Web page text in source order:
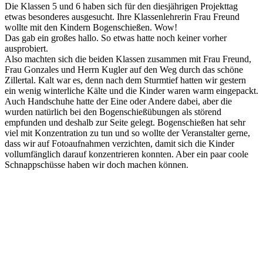
Die Klassen 5 und 6 haben sich für den diesjährigen Projekttag
etwas besonderes ausgesucht. Ihre Klassenlehrerin Frau Freund
wollte mit den Kindern Bogenschießen. Wow!
Das gab ein großes hallo. So etwas hatte noch keiner vorher
ausprobiert.
Also machten sich die beiden Klassen zusammen mit Frau Freund,
Frau Gonzales und Herrn Kugler auf den Weg durch das schöne
Zillertal. Kalt war es, denn nach dem Sturmtief hatten wir gestern
ein wenig winterliche Kälte und die Kinder waren warm eingepackt.
Auch Handschuhe hatte der Eine oder Andere dabei, aber die
wurden natürlich bei den Bogenschießübungen als störend
empfunden und deshalb zur Seite gelegt. Bogenschießen hat sehr
viel mit Konzentration zu tun und so wollte der Veranstalter gerne,
dass wir auf Fotoaufnahmen verzichten, damit sich die Kinder
vollumfänglich darauf konzentrieren konnten. Aber ein paar coole
Schnappschüsse haben wir doch machen können.